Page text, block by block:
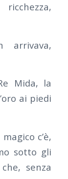
Mida, la
ai piedi
c’è,
sotto gli
senza